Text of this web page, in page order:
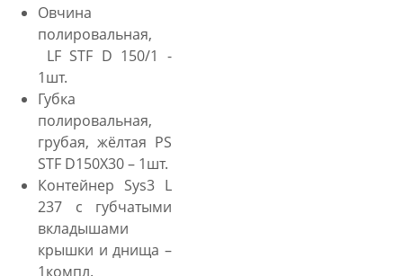
Овчина
полировальная,
LF STF D 150/1 -
1шт.
Губка
полировальная,
грубая, жёлтая PS
STF D150X30 – 1шт.
Контейнер Sys3 L
237 с губчатыми
вкладышами
крышки и днища –
1компл.